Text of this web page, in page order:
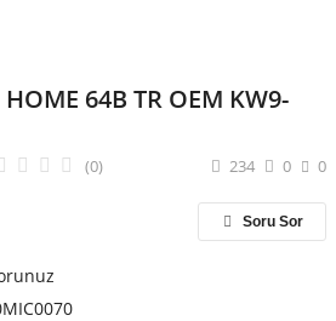
64B TR OEM KW9-
0
(0) 0
234
Soru Sor